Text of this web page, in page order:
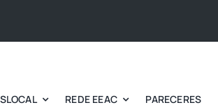
REDE EEAC PARECERES